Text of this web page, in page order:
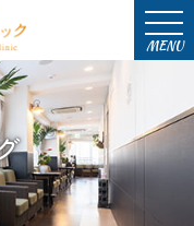
MENU